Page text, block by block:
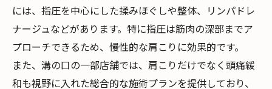
には、指圧を中心にした揉みほぐしや整体、リンパドレ
ナージュなどがあります。特に指圧は筋肉の深部までア
プローチできるため、慢性的な肩こりに効果的です。
また、溝の口の一部店舗では、肩こりだけでなく頭痛緩
和も視野に入れた総合的な施術プランを提供しており、